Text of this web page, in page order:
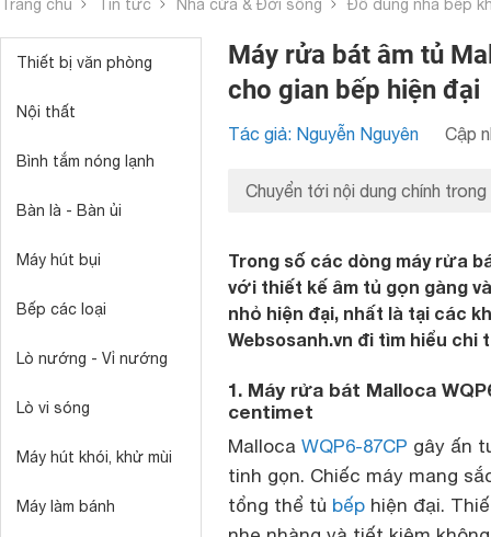
Trang chủ Tin tức Nhà cửa & Đời sống Đồ dùng nhà bếp
Thiết bị văn phòng
Nội thất
Bình tắm nóng lạnh
Bàn là - Bàn ủi
Máy hút bụi
Bếp các loại
Lò nướng - Vỉ nướng
Lò vi sóng
Máy hút khói, khử mùi
Máy làm bánh
Máy rửa bát âm tủ
cho gian bếp hiện đại
Tác giả: Nguyễn Nguyên Cập
Chuyển tới nội dung chính trong
Trong số các dòng máy rửa
với thiết kế âm tủ gọn gàng
nhỏ hiện đại, nhất là tại các
Websosanh.vn đi tìm hiểu chi
1. Máy rửa bát Malloca
centimet
Malloca WQP6-87CP gây ấn
tinh gọn. Chiếc máy mang
tổng thể tủ bếp hiện đại.